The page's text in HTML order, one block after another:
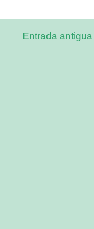
Entrada antigua